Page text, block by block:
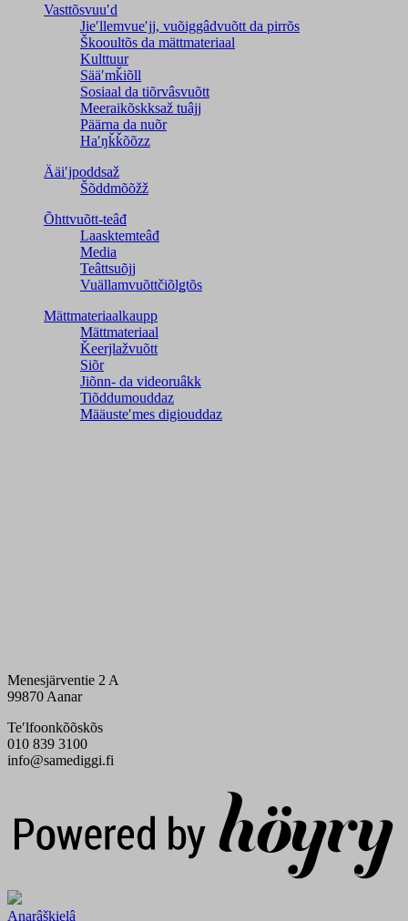
Vasttõsvuuʹd
Jieʹllemvueʹjj, vuõiggâdvuõtt da pirrõs
Škooultõs da mättmateriaal
Kulttuur
Sääʹmǩiõll
Sosiaal da tiõrvâsvuõtt
Meeraikõskksaž tuâjj
Päärna da nuõr
Haʹŋǩǩõõzz
Ääiʹjpoddsaž
Šõddmõõžž
Õhttvuõtt-teâđ
Laasktemteâđ
Media
Teâttsuõjj
Vuällamvuõttčiõlǥtõs
Mättmateriaalkaupp
Mättmateriaal
Ǩeerjlažvuõtt
Siõr
Jiõnn- da videoruâkk
Tiõddumouddaz
Määusteʹmes digiouddaz
Menesjärventie 2 A
99870 Aanar
Teʹlfoonkõõskõs
010 839 3100
info@samediggi.fi
Anarâškielâ